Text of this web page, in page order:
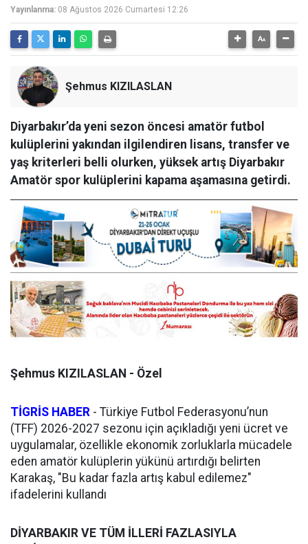
Yayınlanma: 08 Ağustos 2026 Cumartesi 12:26
Şehmus KIZILASLAN
Diyarbakır’da yeni sezon öncesi amatör futbol
kulüplerini yakından ilgilendiren lisans, transfer ve
yaş kriterleri belli olurken, yüksek artış Diyarbakır
Amatör spor kulüplerini kapama aşamasına getirdi.
Şehmus KIZILASLAN - Özel
TİGRİS HABER - Türkiye Futbol Federasyonu’nun
(TFF) 2026-2027 sezonu için açıkladığı yeni ücret ve
uygulamalar, özellikle ekonomik zorluklarla mücadele
eden amatör kulüplerin yükünü artırdığı belirten
Karakaş, "Bu kadar fazla artış kabul edilemez"
ifadelerini kullandı
DİYARBAKIR VE TÜM İLLERİ FAZLASIYLA